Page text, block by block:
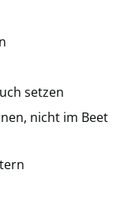
setzen
nicht im Beet